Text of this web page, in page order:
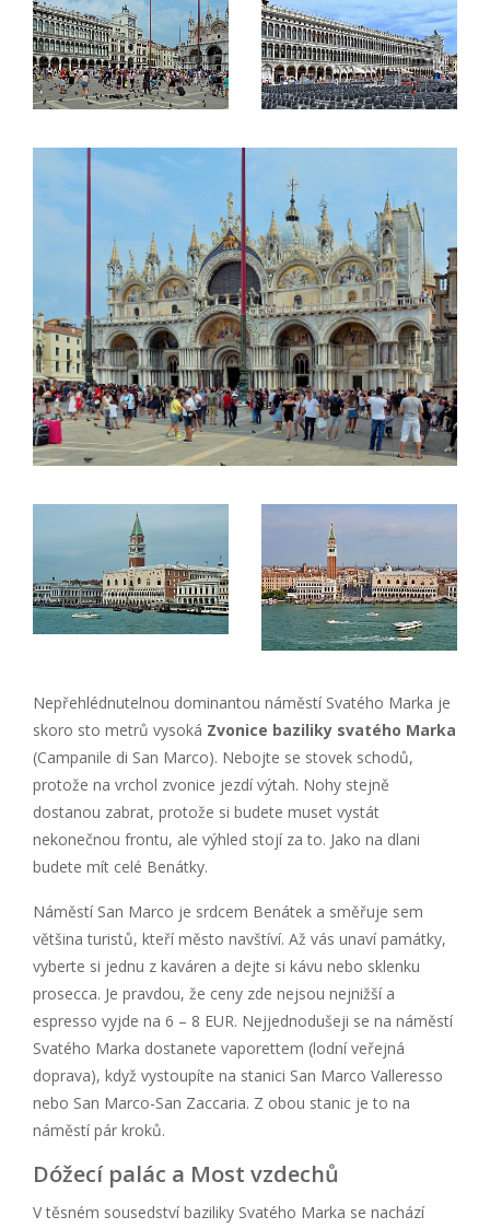
Nepřehlédnutelnou dominantou náměstí Svatého Marka je
skoro sto metrů vysoká Zvonice baziliky svatého Marka
(Campanile di San Marco). Nebojte se stovek schodů,
protože na vrchol zvonice jezdí výtah. Nohy stejně
dostanou zabrat, protože si budete muset vystát
nekonečnou frontu, ale výhled stojí za to. Jako na dlani
budete mít celé Benátky.
Náměstí San Marco je srdcem Benátek a směřuje sem
většina turistů, kteří město navštíví. Až vás unaví památky,
vyberte si jednu z kaváren a dejte si kávu nebo sklenku
prosecca. Je pravdou, že ceny zde nejsou nejnižší a
espresso vyjde na 6 – 8 EUR. Nejjednodušeji se na náměstí
Svatého Marka dostanete vaporettem (lodní veřejná
doprava), když vystoupíte na stanici San Marco Valleresso
nebo San Marco-San Zaccaria. Z obou stanic je to na
náměstí pár kroků.
Dóžecí palác a Most vzdechů
V těsném sousedství baziliky Svatého Marka se nachází